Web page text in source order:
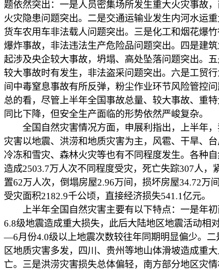
题依然突出：一是人员密集场所发生重大火灾事故
火灾隐患问题突出。二是交通运输业发生内河水运
货车农用车非法载人问题突出。三是化工和烟花爆
爆炸事故，非法违法生产危险品问题突出。四是建
起涉及央企较大事故，坍塌、高处坠落问题突出。
较大事故时有发生，非法盗采问题突出。六是工贸
间中毒窒息事故有所反弹，粉尘作业环节风险管控
总的看，尽管上半年全国事故总量、较大事故、重
同比下降，但安全生产面临的形势依然严峻复杂。
全国自然灾害情况方面，申展利指出，上半年，
灾害以地震、洪涝和地质灾害为主，风雹、干旱、
冷冻和雪灾、森林火灾等也有不同程度发生。各种
造成2503.7万人次不同程度受灾，死亡失踪307人，
置62万人次，倒塌房屋2.96万间，损坏房屋34.72万
受灾面积2182.9千公顷，直接经济损失541.1亿元。
上半年全国自然灾害主要有以下特点：一是年初
6.8级地震造成重大损失，此后大陆地区地震活动相
—6月份4.0级以上地震次数较往年同期明显偏少。二
区地质灾害多发，四川、贵州等地山体滑坡造成重
亡。三是洪涝灾害损失总体偏轻，南方部分地区灾